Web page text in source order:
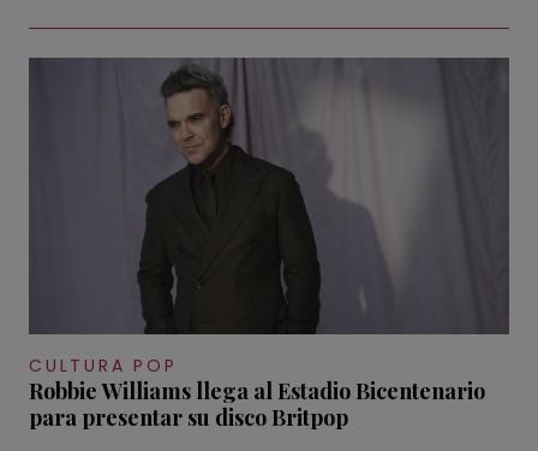
CULTURA POP
Robbie Williams llega al Estadio Bicentenario
para presentar su disco Britpop